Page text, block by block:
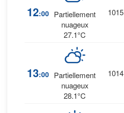
12:00 Partiellement
nuageux
27.1°C
1015
13:00 Partiellement
nuageux
28.1°C
1014